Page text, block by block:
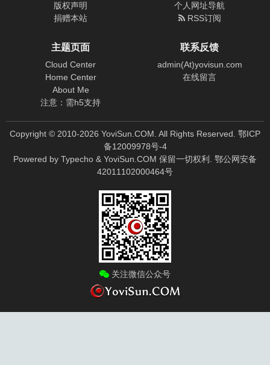
版权声明
捐赠本站
个人网址导航
RSS订阅
主题页面
Cloud Center
Home Center
About Me
注意：需h5支持
联系反馈
admin(At)yovisun.com
在线留言
Copyright © 2010-2026 YoviSun.COM. All Rights Reserved. 鄂ICP
备12009978号-4
Powered by Typecho & YoviSun.COM 保留一切权利. 鄂公网安备
42011102000464号
关注微信公众号